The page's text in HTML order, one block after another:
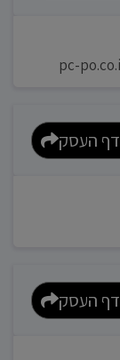
העסק
העסק